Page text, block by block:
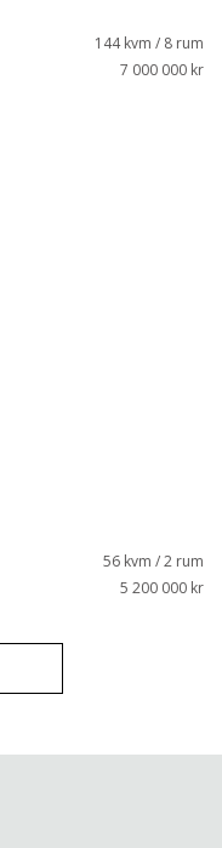
144 kvm / 8 rum
7 000 000 kr
56 kvm / 2 rum
5 200 000 kr